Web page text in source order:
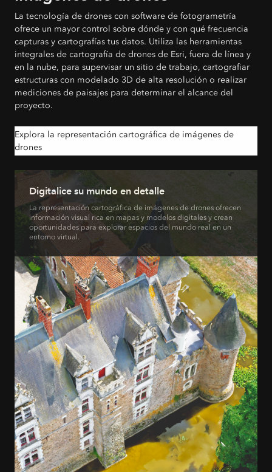
La tecnología de drones con software de fotogrametría
ofrece un mayor control sobre dónde y con qué frecuencia
capturas y cartografías tus datos. Utiliza las herramientas
integrales de cartografía de drones de Esri, fuera de línea y
en la nube, para supervisar un sitio de trabajo, cartografiar
estructuras con modelado 3D de alta resolución o realizar
mediciones de paisajes para determinar el alcance del
proyecto.
Explora la representación cartográfica de imágenes de
drones
Digitalice su mundo en detalle
La representación cartográfica de imágenes de drones ofrecen
información visual rica en mapas y modelos digitales y crean
oportunidades para explorar espacios del mundo real en un
entorno virtual.